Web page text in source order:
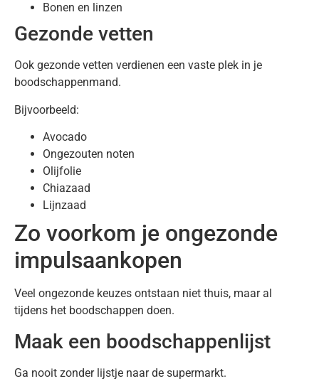
Bonen en linzen
Gezonde vetten
Ook gezonde vetten verdienen een vaste plek in je
boodschappenmand.
Bijvoorbeeld:
Avocado
Ongezouten noten
Olijfolie
Chiazaad
Lijnzaad
Zo voorkom je ongezonde
impulsaankopen
Veel ongezonde keuzes ontstaan niet thuis, maar al
tijdens het boodschappen doen.
Maak een boodschappenlijst
Ga nooit zonder lijstje naar de supermarkt.